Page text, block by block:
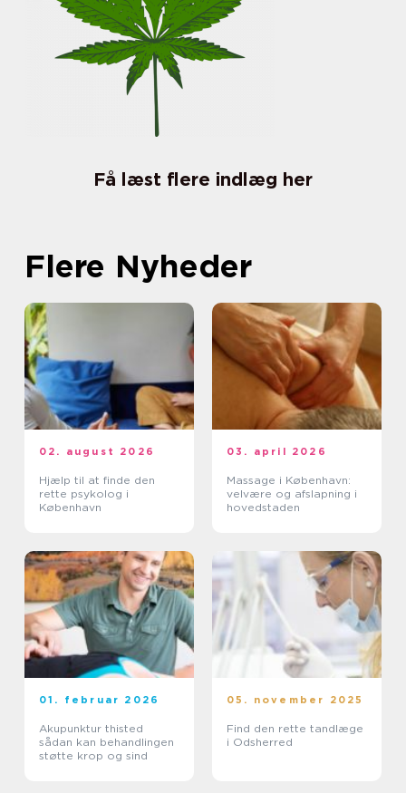
Få læst flere indlæg her
Flere Nyheder
02. august 2026
Hjælp til at finde den
rette psykolog i
København
03. april 2026
Massage i København:
velvære og afslapning i
hovedstaden
01. februar 2026
Akupunktur thisted
sådan kan behandlingen
støtte krop og sind
05. november 2025
Find den rette tandlæge
i Odsherred